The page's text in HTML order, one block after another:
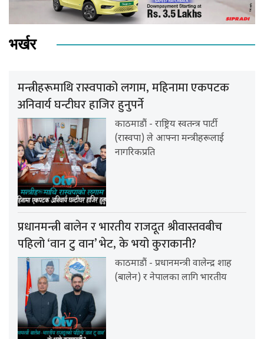
भर्खर
मन्त्रीहरूमाथि रास्वपाको लगाम, महिनामा एकपटक
अनिवार्य घन्टीघर हाजिर हुनुपर्ने
काठमाडौं - राष्ट्रिय स्वतन्त्र पार्टी
(रास्वपा) ले आफ्ना मन्त्रीहरूलाई
नागरिकप्रति
प्रधानमन्त्री बालेन र भारतीय राजदूत श्रीवास्तवबीच
पहिलो ‘वान टु वान’ भेट, के भयो कुराकानी?
काठमाडौं - प्रधानमन्त्री वालेन्द्र शाह
(बालेन) र नेपालका लागि भारतीय